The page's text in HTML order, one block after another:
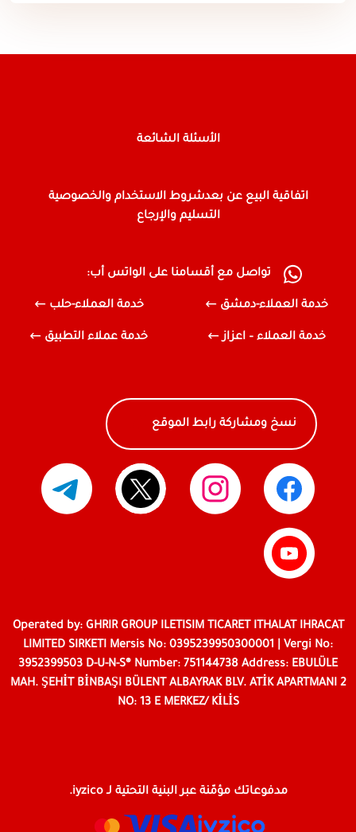
الأسئلة الشائعة
اتفاقية البيع عن بعدشروط الاستخدام والخصوصية
التسليم والإرجاع
تواصل مع أقسامنا على الواتس أب:
خدمة العملاء-دمشق خدمة العملاء-حلب
خدمة العملاء – اعزاز خدمة عملاء التطبيق
نسخ ومشاركة رابط الموقع
Operated by: GHRIR GROUP ILETISIM TICARET ITHALAT IHRACAT
LIMITED SIRKETI Mersis No: 0395239950300001 | Vergi No:
3952399503 D-U-N-S® Number: 751144738 Address: EBULÜLE
MAH. ŞEHİT BİNBAŞI BÜLENT ALBAYRAK BLV. ATİK APARTMANI 2
NO: 13 E MERKEZ/ KİLİS
مدفوعاتك مؤمّنة عبر البنية التحتية لـ iyzico.